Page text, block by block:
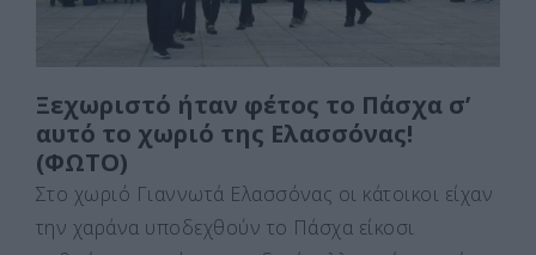
Ξεχωριστό ήταν φέτος το Πάσχα σ’
αυτό το χωριό της Ελασσόνας!
(ΦΩΤΟ)
Στο χωριό Γιαννωτά Ελασσόνας οι κάτοικοι είχαν
την χαράνα υποδεχθούν το Πάσχα είκοσι